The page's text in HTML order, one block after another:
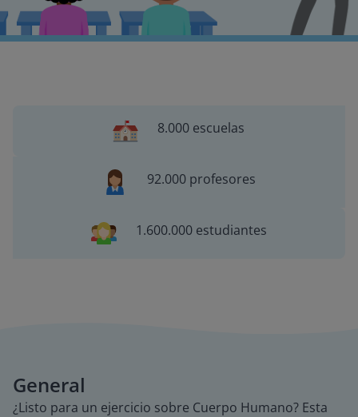
8.000 escuelas
92.000 profesores
1.600.000 estudiantes
General
¿Listo para un ejercicio sobre Cuerpo Humano? Esta